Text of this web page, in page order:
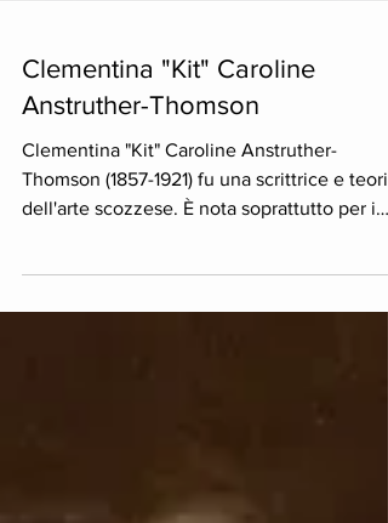
Clementina "Kit" Caroline
Anstruther-Thomson
Clementina "Kit" Caroline Anstruther-
dell'arte scozzese. È nota soprattutto per i
suoi...